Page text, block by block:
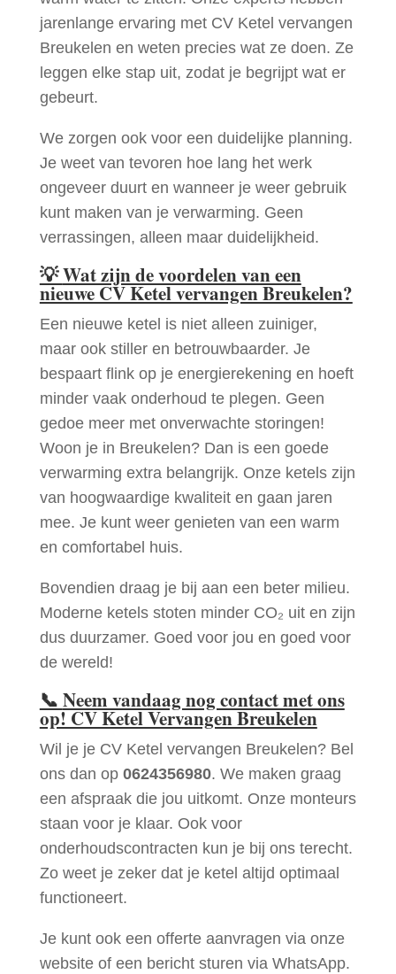
jarenlange ervaring met CV Ketel vervangen
Breukelen en weten precies wat ze doen. Ze
leggen elke stap uit, zodat je begrijpt wat er
gebeurt.
We zorgen ook voor een duidelijke planning.
Je weet van tevoren hoe lang het werk
ongeveer duurt en wanneer je weer gebruik
kunt maken van je verwarming. Geen
verrassingen, alleen maar duidelijkheid.
💡Wat zijn de voordelen van een
nieuwe CV Ketel vervangen Breukelen?
Een nieuwe ketel is niet alleen zuiniger,
maar ook stiller en betrouwbaarder. Je
bespaart flink op je energierekening en hoeft
minder vaak onderhoud te plegen. Geen
gedoe meer met onverwachte storingen!
Woon je in Breukelen? Dan is een goede
verwarming extra belangrijk. Onze ketels zijn
van hoogwaardige kwaliteit en gaan jaren
mee. Je kunt weer genieten van een warm
en comfortabel huis.
Bovendien draag je bij aan een beter milieu.
Moderne ketels stoten minder CO₂ uit en zijn
dus duurzamer. Goed voor jou en goed voor
de wereld!
📞 Neem vandaag nog contact met ons
op! CV Ketel Vervangen Breukelen
Wil je je CV Ketel vervangen Breukelen? Bel
ons dan op 0624356980. We maken graag
een afspraak die jou uitkomt. Onze monteurs
staan voor je klaar. Ook voor
onderhoudscontracten kun je bij ons terecht.
Zo weet je zeker dat je ketel altijd optimaal
functioneert.
Je kunt ook een offerte aanvragen via onze
website of een bericht sturen via WhatsApp.